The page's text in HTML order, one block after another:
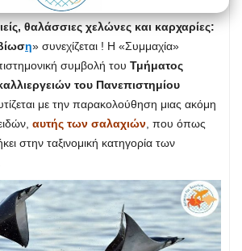
θαλάσσιες χελώνες και καρχαρίες:
η» συνεχίζεται ! Η «Συμμαχία»
συμβολή του Τμήματος
του Πανεπιστημίου
με την παρακολούθηση μιας ακόμη
αυτής των σαλαχιών , που όπως
στην ταξινομική κατηγορία των